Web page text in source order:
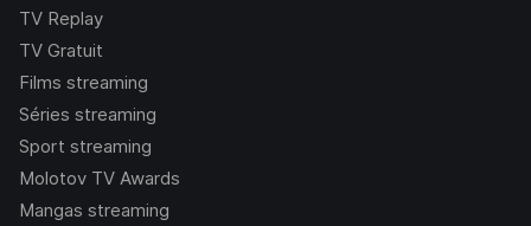
TV Replay
TV Gratuit
Films streaming
Séries streaming
Sport streaming
Molotov TV Awards
Mangas streaming